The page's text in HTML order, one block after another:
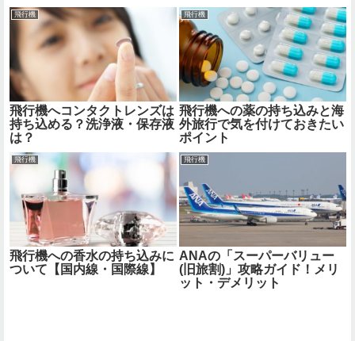
飛行機
飛行機へコンタクトレンズは
持ち込める？洗浄液・保存液
は？
飛行機
飛行機への薬の持ち込みと海
外旅行で気を付けておきたい
ポイント
飛行機
飛行機への香水の持ち込みに
ついて【国内線・国際線】
飛行機
ANAの「スーパーバリュー
(旧旅割)」攻略ガイド！メリ
ット・デメリット